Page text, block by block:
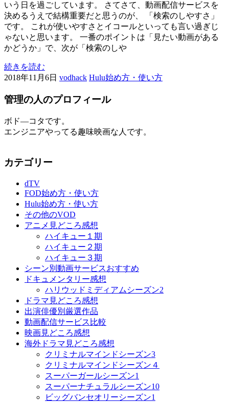
いう日を過ごしています。 さてさて、動画配信サービスを
決めるうえで結構重要だと思うのが、 「検索のしやすさ」
です。 これが使いやすさとイコールといっても言い過ぎじ
ゃないと思います。 一番のポイントは「見たい動画がある
かどうか」で、次が「検索のしや
続きを読む
2018年11月6日 vodhack Hulu始め方・使い方
管理の人のプロフィール
ボド―コタです。
エンジニアやってる趣味映画な人です。
カテゴリー
dTV
FOD始め方・使い方
Hulu始め方・使い方
その他のVOD
アニメ見どころ感想
ハイキュー１期
ハイキュー２期
ハイキュー３期
シーン別動画サービスおすすめ
ドキュメンタリー感想
ハリウッドミディアムシーズン2
ドラマ見どころ感想
出演俳優別厳選作品
動画配信サービス比較
映画見どころ感想
海外ドラマ見どころ感想
クリミナルマインドシーズン3
クリミナルマインドシーズン４
スーパーガールシーズン1
スーパーナチュラルシーズン10
ビッグバンセオリーシーズン1